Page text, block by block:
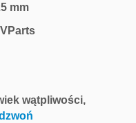
mm
wątpliwości,